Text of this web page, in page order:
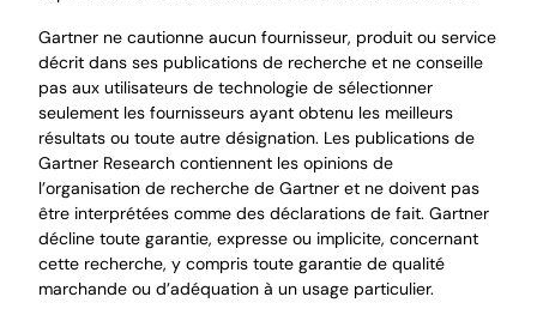
Gartner ne cautionne aucun fournisseur, produit ou service
décrit dans ses publications de recherche et ne conseille
pas aux utilisateurs de technologie de sélectionner
seulement les fournisseurs ayant obtenu les meilleurs
résultats ou toute autre désignation. Les publications de
Gartner Research contiennent les opinions de
l’organisation de recherche de Gartner et ne doivent pas
être interprétées comme des déclarations de fait. Gartner
décline toute garantie, expresse ou implicite, concernant
cette recherche, y compris toute garantie de qualité
marchande ou d’adéquation à un usage particulier.